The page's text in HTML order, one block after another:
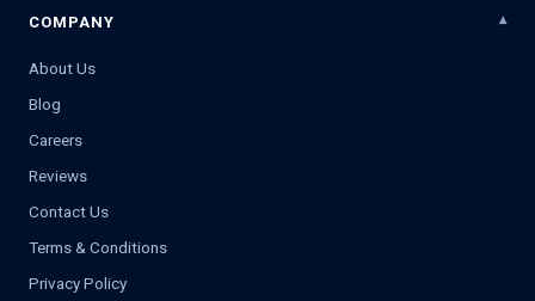
COMPANY
About Us
Blog
Careers
Reviews
Contact Us
Terms & Conditions
Privacy Policy